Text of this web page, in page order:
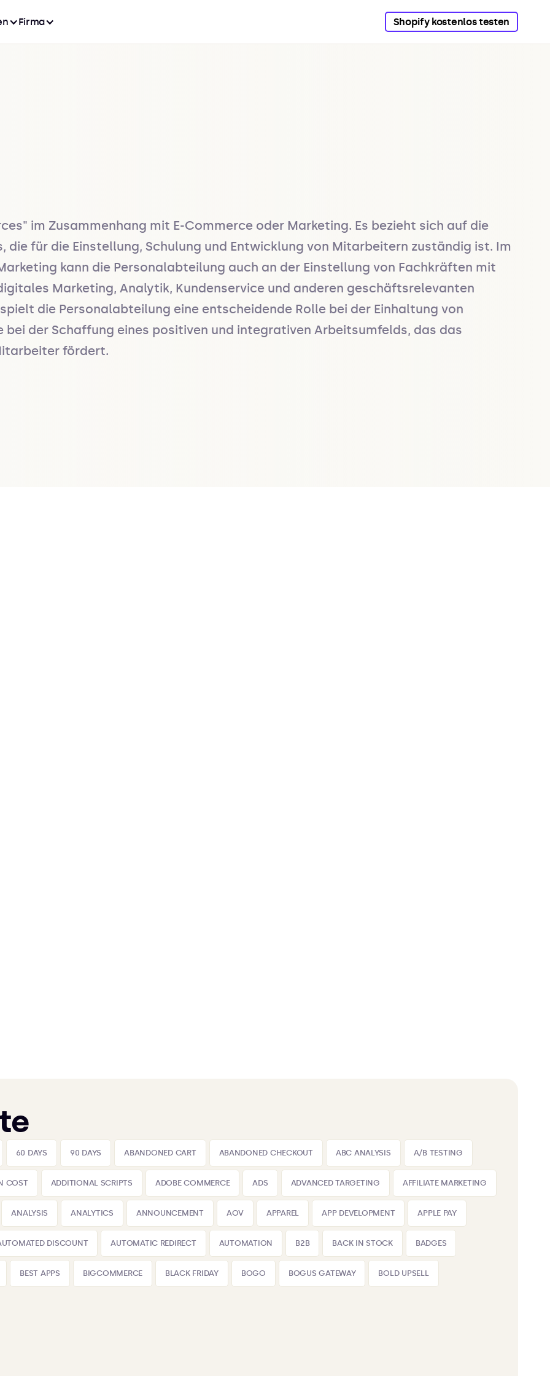
Firma Shopify kostenlos testen
im Zusammenhang mit E-Commerce oder Marketing. Es bezieht sich auf die
die für die Einstellung, Schulung und Entwicklung von Mitarbeitern zuständig ist. Im
kann die Personalabteilung auch an der Einstellung von Fachkräften mit
Marketing, Analytik, Kundenservice und anderen geschäftsrelevanten
die Personalabteilung eine entscheidende Rolle bei der Einhaltung von
der Schaffung eines positiven und integrativen Arbeitsumfelds, das das
fördert.
60 DAYS 90 DAYS ABANDONED CART ABANDONED CHECKOUT ABC ANALYSIS A/B TESTING
COST ADDITIONAL SCRIPTS ADOBE COMMERCE ADS ADVANCED TARGETING AFFILIATE MARKETING
ANALYSIS ANALYTICS ANNOUNCEMENT AOV APPAREL APP DEVELOPMENT APPLE PAY
DISCOUNT AUTOMATIC REDIRECT AUTOMATION B2B BACK IN STOCK BADGES
BEST APPS BIGCOMMERCE BLACK FRIDAY BOGO BOGUS GATEWAY BOLD UPSELL